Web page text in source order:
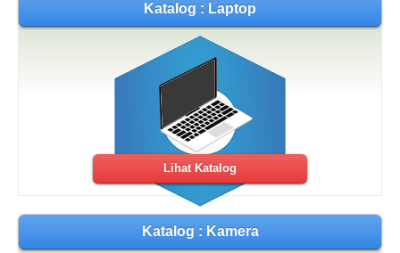
Katalog : Laptop
Lihat Katalog
Katalog : Kamera